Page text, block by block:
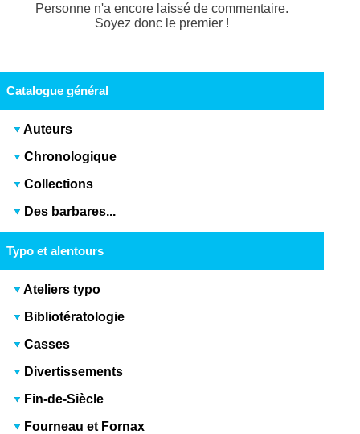
Personne n'a encore laissé de commentaire.
Soyez donc le premier !
Catalogue général
Auteurs
Chronologique
Collections
Des barbares...
Typo et alentours
Ateliers typo
Bibliotératologie
Casses
Divertissements
Fin-de-Siècle
Fourneau et Fornax